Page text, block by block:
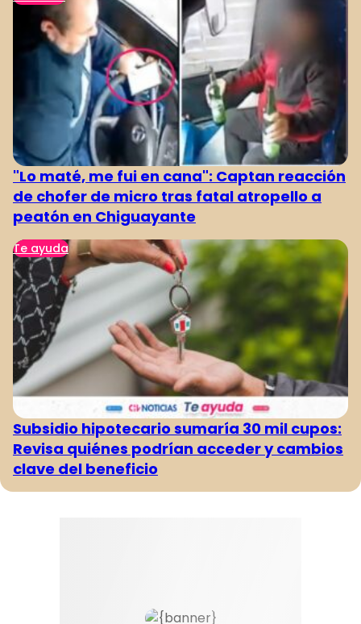
"Lo maté, me fui en cana": Captan reacción
de chofer de micro tras fatal atropello a
peatón en Chiguayante
Te ayuda
Subsidio hipotecario sumaría 30 mil cupos:
Revisa quiénes podrían acceder y cambios
clave del beneficio